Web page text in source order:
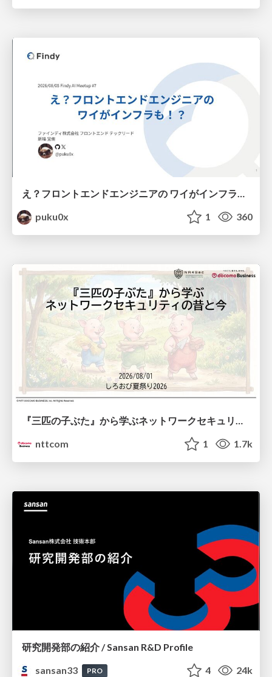
え？フロントエンドエンジニアの ワイがインフラも！？
puku0x
1 360
nttcom
1 1.7k
研究開発部の紹介 / Sansan R&D Profile
sansan33
PRO 4 24k